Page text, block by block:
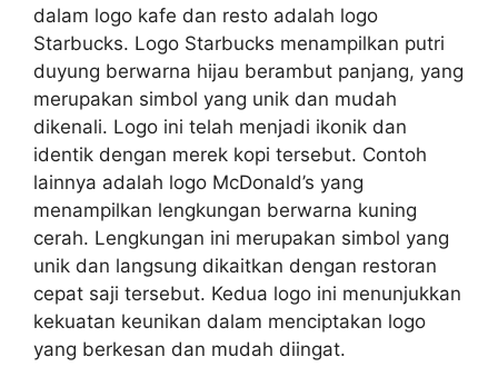
dalam logo kafe dan resto adalah logo
Starbucks. Logo Starbucks menampilkan putri
duyung berwarna hijau berambut panjang, yang
merupakan simbol yang unik dan mudah
dikenali. Logo ini telah menjadi ikonik dan
identik dengan merek kopi tersebut. Contoh
lainnya adalah logo McDonald’s yang
menampilkan lengkungan berwarna kuning
cerah. Lengkungan ini merupakan simbol yang
unik dan langsung dikaitkan dengan restoran
cepat saji tersebut. Kedua logo ini menunjukkan
kekuatan keunikan dalam menciptakan logo
yang berkesan dan mudah diingat.